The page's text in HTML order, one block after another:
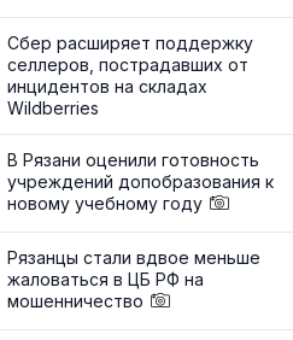
Сбер расширяет поддержку
селлеров, пострадавших от
инцидентов на складах
Wildberries
В Рязани оценили готовность
учреждений допобразования к
новому учебному году
Рязанцы стали вдвое меньше
жаловаться в ЦБ РФ на
мошенничество